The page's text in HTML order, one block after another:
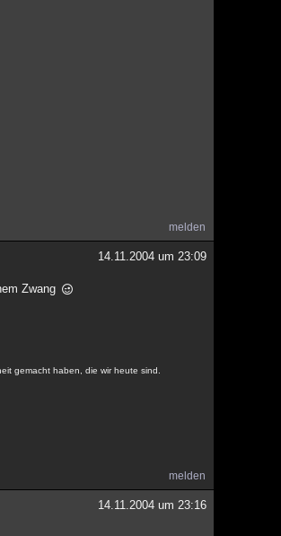
melden
14.11.2004 um 23:09
Zwang
gemacht haben, die wir heute sind.
melden
14.11.2004 um 23:16